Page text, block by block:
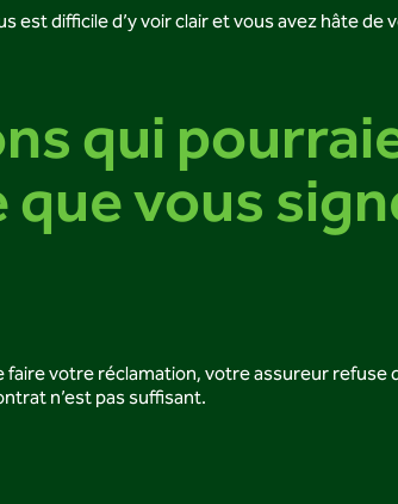
difficile d’y voir clair et vous avez hâte de
qui
vous
faire votre réclamation, votre assureur refuse
n’est pas suffisant.